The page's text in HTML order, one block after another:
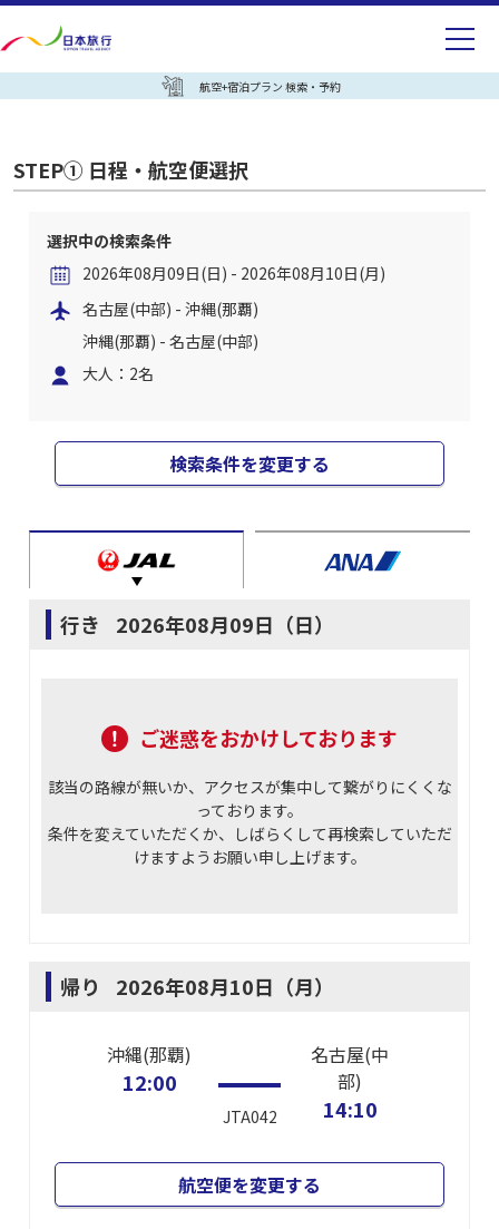
航空+宿泊プラン 検索・予約
STEP① 日程・航空便選択
選択中の検索条件
2026年08月09日(日) - 2026年08月10日(月)
名古屋(中部) - 沖縄(那覇)
沖縄(那覇) - 名古屋(中部)
大人：2名
検索条件を変更する
行き 2026年08月09日（日）
ご迷惑をおかけしております
該当の路線が無いか、アクセスが集中して繋がりにくくな
っております。
条件を変えていただくか、しばらくして再検索していただ
けますようお願い申し上げます。
帰り 2026年08月10日（月）
沖縄(那覇)
12:00
JTA042
名古屋(中
部)
14:10
航空便を変更する